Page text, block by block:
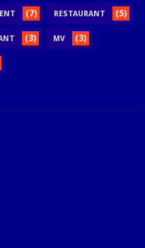
(7) RESTAURANT (5)
(3) MV (3)